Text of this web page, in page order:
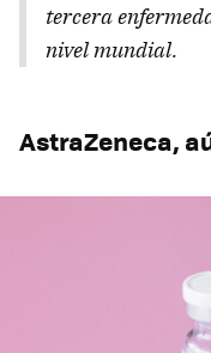
tercera
nivel mundial.
AstraZeneca,